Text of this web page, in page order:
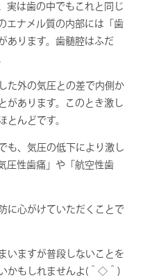
実は歯の中でもこれと同じ
エナメル質の内部には「歯
あります。歯髄腔はふだ
た外の気圧との差で内側か
があります。このとき激し
とんどです。
も、気圧の低下により激し
圧性歯痛」や「航空性歯
に心がけていただくことで
いますが普段しないことを
かもしれませんよ(＾◇＾)